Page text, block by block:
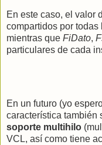
En este caso, el valor
compartidos por
mientras que FiDato,
particulares de cada
En un futuro (yo
característica también
soporte multihilo
VCL, así como tiene